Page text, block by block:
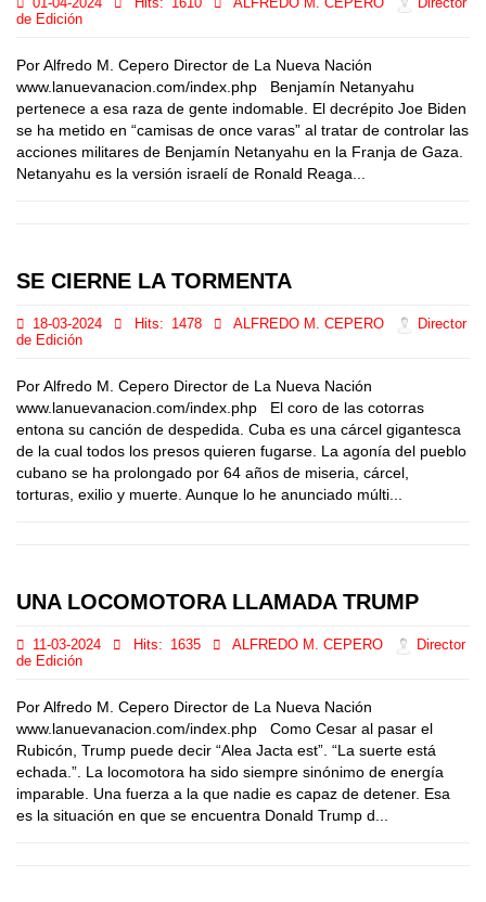
01-04-2024 Hits: 1610 ALFREDO M. CEPERO
Director
de Edición
Por Alfredo M. Cepero Director de La Nueva Nación
www.lanuevanacion.com/index.php Benjamín Netanyahu
pertenece a esa raza de gente indomable. El decrépito Joe Biden
se ha metido en “camisas de once varas” al tratar de controlar las
acciones militares de Benjamín Netanyahu en la Franja de Gaza.
Netanyahu es la versión israelí de Ronald Reaga...
SE CIERNE LA TORMENTA
18-03-2024 Hits: 1478 ALFREDO M. CEPERO
Director
de Edición
Por Alfredo M. Cepero Director de La Nueva Nación
www.lanuevanacion.com/index.php El coro de las cotorras
entona su canción de despedida. Cuba es una cárcel gigantesca
de la cual todos los presos quieren fugarse. La agonía del pueblo
cubano se ha prolongado por 64 años de miseria, cárcel,
torturas, exilio y muerte. Aunque lo he anunciado múlti...
UNA LOCOMOTORA LLAMADA TRUMP
11-03-2024 Hits: 1635 ALFREDO M. CEPERO
Director
de Edición
Por Alfredo M. Cepero Director de La Nueva Nación
www.lanuevanacion.com/index.php Como Cesar al pasar el
Rubicón, Trump puede decir “Alea Jacta est”. “La suerte está
echada.”. La locomotora ha sido siempre sinónimo de energía
imparable. Una fuerza a la que nadie es capaz de detener. Esa
es la situación en que se encuentra Donald Trump d...